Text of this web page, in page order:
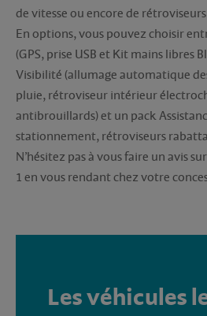
de vitesse ou encore de
En options, vous pouvez choisir
(GPS, prise USB et Kit mains libres
Visibilité (allumage automatique
pluie, rétroviseur intérieur
antibrouillards) et un pack
stationnement, rétroviseurs
N’hésitez pas à vous faire un avis
1 en vous rendant chez votre
Les véhicules